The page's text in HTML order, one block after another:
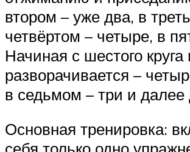
втором – уже два, в
четвёртом – четыре, в
Начиная с шестого круга
разворачивается –
в седьмом – три и далее
Основная тренировка: